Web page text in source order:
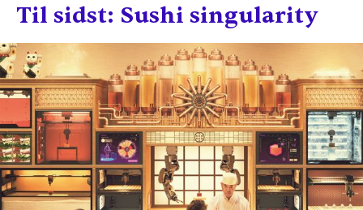
Til sidst: Sushi singularity